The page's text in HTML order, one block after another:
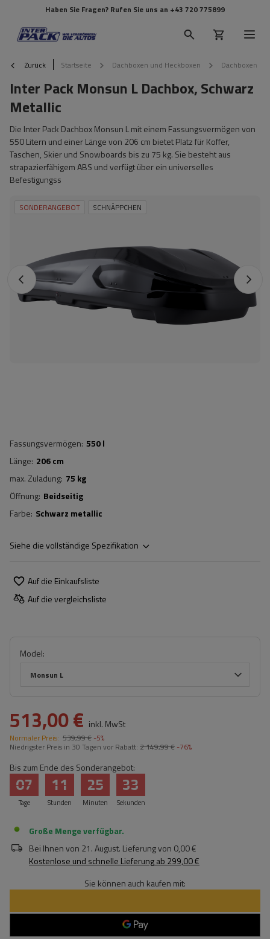
Haben Sie Fragen? Rufen Sie uns an +43 720 775899
Zurück Startseite Dachboxen und Heckboxen Dachboxen
Inter Pack Monsun L Dachbox, Schwarz
Metallic
Die Inter Pack Dachbox Monsun L mit einem Fassungsvermögen von
550 Litern und einer Länge von 206 cm bietet Platz für Koffer,
Taschen, Skier und Snowboards bis zu 75 kg. Sie besteht aus
strapazierfähigem ABS und verfügt über ein universelles
Befestigungss
SONDERANGEBOT SCHNÄPPCHEN
Fassungsvermögen 550 l
Länge 206 cm
max. Zuladung 75 kg
Öffnung Beidseitig
Farbe Schwarz metallic
Siehe die vollständige Spezifikation
Auf die Einkaufsliste
Auf die vergleichsliste
Model
Monsun L
513,00 € inkl. MwSt
Normaler Preis: 539,99 € -5%
Niedrigster Preis in 30 Tagen vor Rabatt: 2 149,99 € -76%
Bis zum Ende des Sonderangebot:
Tage
07
Stunden
11
Minuten
25
Sekunden
32
Große Menge verfügbar
Bei Ihnen von 21. August. Lieferung von 0,00 €
Kostenlose und schnelle Lieferungab 299,00 €
Sie können auch kaufen mit: